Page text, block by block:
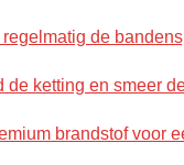
de
de ketting en smeer
brandstof voor